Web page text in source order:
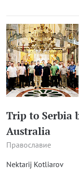
Trip to Serbia
Australia
Православие
Nektarij Kotliarov